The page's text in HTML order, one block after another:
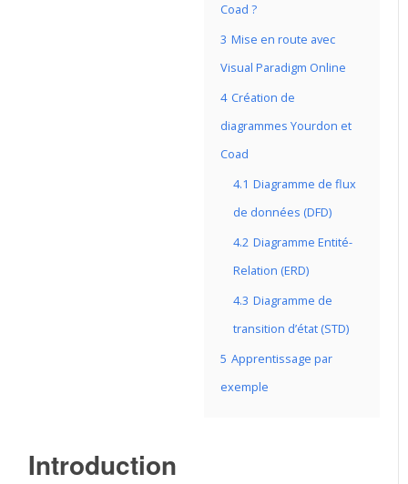
Coad ?
3 Mise en route avec
Visual Paradigm Online
4 Création de
diagrammes Yourdon et
Coad
4.1 Diagramme de flux
de données (DFD)
4.2 Diagramme Entité-
Relation (ERD)
4.3 Diagramme de
transition d’état (STD)
5 Apprentissage par
exemple
Introduction